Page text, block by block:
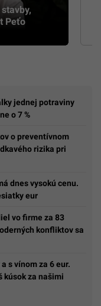
Peťo
jednej potraviny
o 7 %
o preventívnom
rizika pri
dnes vysokú cenu.
eur
vo firme za 83
konfliktov sa
s vínom za 6 eur.
kúsok za našimi